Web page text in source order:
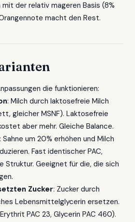
der relativ mageren Basis (8%
macht den Rest.
die funktionieren:
: Milch durch laktosefreie Milch
gleicher MSNF). Laktosefreie
aber mehr. Gleiche Balance.
: Sahne um 20% erhöhen und Milch
Fast identischer PAC,
Struktur. Geeignet für die, die sich
Zucker: Zucker durch
Lebensmittelglycerin ersetzen.
PAC 23, Glycerin PAC 460).